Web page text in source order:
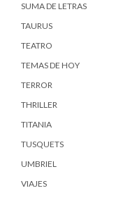
SUMA DE LETRAS
TAURUS
TEATRO
TEMAS DE HOY
TERROR
THRILLER
TITANIA
TUSQUETS
UMBRIEL
VIAJES